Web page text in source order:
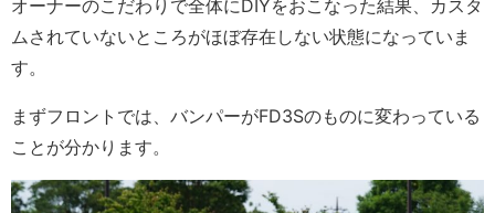
オーナーのこだわりで全体にDIYをおこなった結果、カスタ
ムされていないところがほぼ存在しない状態になっていま
す。
まずフロントでは、バンパーがFD3Sのものに変わっている
ことが分かります。